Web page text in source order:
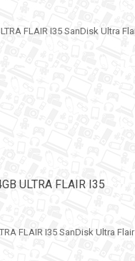
FLAIR I35 SanDisk Ultra
ULTRA FLAIR I35
FLAIR I35 SanDisk Ultra